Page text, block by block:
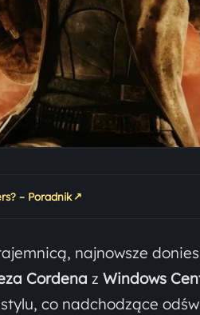
– Poradnik ↗
najnowsze
Cordena z Windows
co nadchodzące